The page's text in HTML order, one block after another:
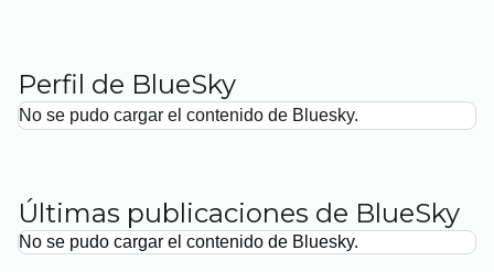
Perfil de BlueSky
No se pudo cargar el contenido de Bluesky.
Últimas publicaciones de BlueSky
No se pudo cargar el contenido de Bluesky.